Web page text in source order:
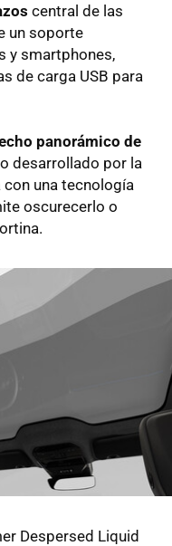
central de las
un soporte
y smartphones,
de carga USB para
panorámico de
desarrollado por la
con una tecnología
oscurecerlo o
Despersed Liquid